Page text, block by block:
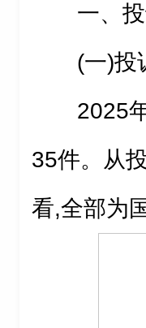
一、
(一)投
2025
35件。从
看,全部为